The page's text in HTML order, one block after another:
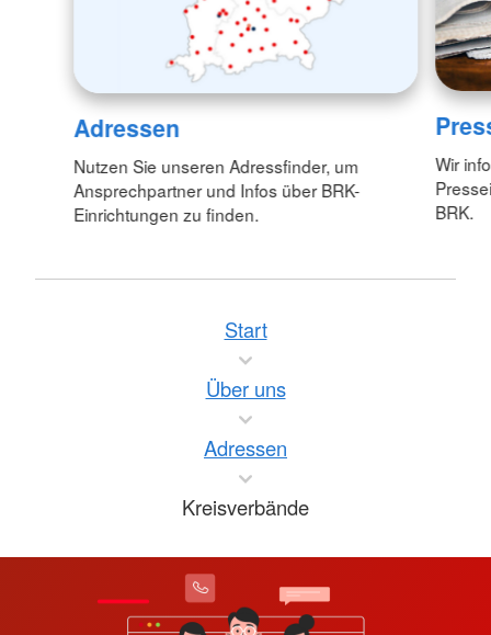
Adressen
Nutzen Sie unseren Adressfinder, um
Ansprechpartner und Infos über BRK-
Einrichtungen zu finden.
Wir
BRK.
Start
Über uns
Adressen
Kreisverbände